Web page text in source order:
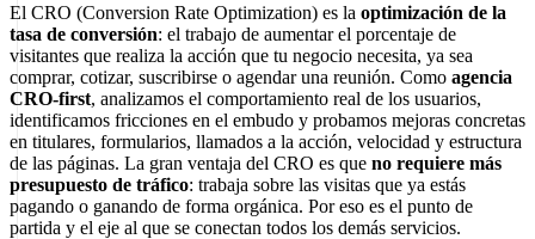
El CRO (Conversion Rate Optimization) es la optimización de la
tasa de conversión: el trabajo de aumentar el porcentaje de
visitantes que realiza la acción que tu negocio necesita, ya sea
comprar, cotizar, suscribirse o agendar una reunión. Como agencia
CRO-first, analizamos el comportamiento real de los usuarios,
identificamos fricciones en el embudo y probamos mejoras concretas
en titulares, formularios, llamados a la acción, velocidad y estructura
de las páginas. La gran ventaja del CRO es que no requiere más
presupuesto de tráfico: trabaja sobre las visitas que ya estás
pagando o ganando de forma orgánica. Por eso es el punto de
partida y el eje al que se conectan todos los demás servicios.